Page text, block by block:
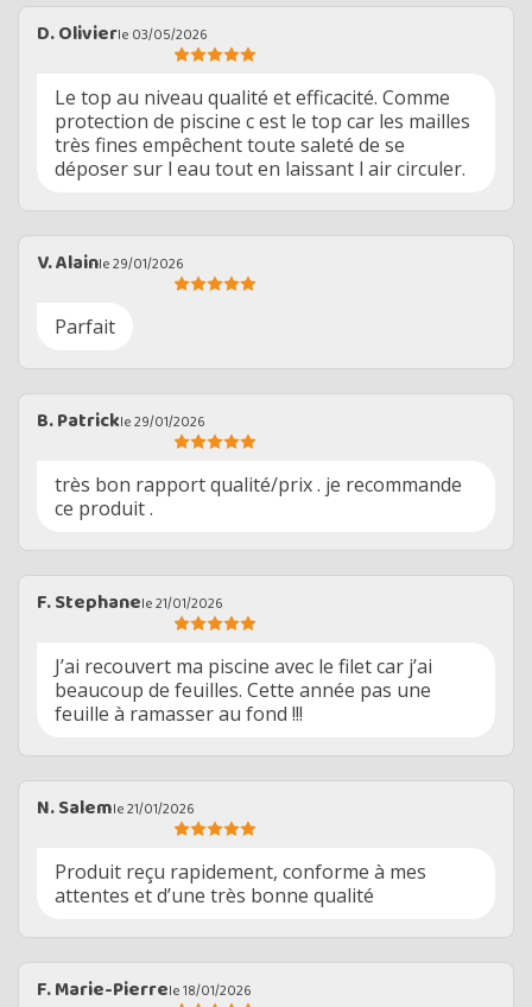
D. Olivierle 03/05/2026
Le top au niveau qualité et efficacité. Comme
protection de piscine c est le top car les mailles
très fines empêchent toute saleté de se
déposer sur l eau tout en laissant l air circuler.
V. Alainle 29/01/2026
Parfait
B. Patrickle 29/01/2026
très bon rapport qualité/prix . je recommande
ce produit .
F. Stephanele 21/01/2026
J’ai recouvert ma piscine avec le filet car j’ai
beaucoup de feuilles. Cette année pas une
feuille à ramasser au fond !!!
N. Salemle 21/01/2026
Produit reçu rapidement, conforme à mes
attentes et d’une très bonne qualité
F. Marie-Pierrele 18/01/2026